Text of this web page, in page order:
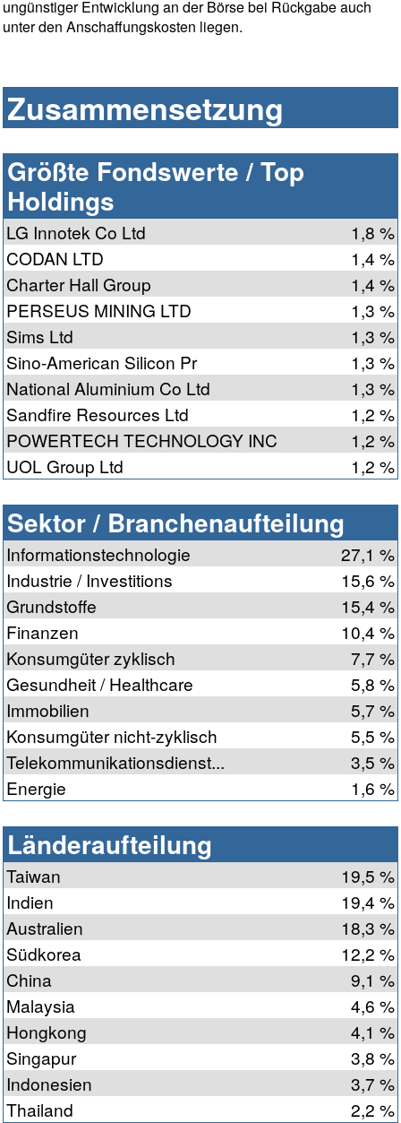
ungünstiger Entwicklung an der Börse bei Rückgabe auch
unter den Anschaffungskosten liegen.
Zusammensetzung
Größte Fondswerte / Top
Holdings
LG Innotek Co Ltd
1,8 %
CODAN LTD
1,4 %
Charter Hall Group
1,4 %
PERSEUS MINING LTD
1,3 %
Sims Ltd
1,3 %
Sino-American Silicon Pr
1,3 %
National Aluminium Co Ltd
1,3 %
Sandfire Resources Ltd
1,2 %
POWERTECH TECHNOLOGY INC
1,2 %
UOL Group Ltd
1,2 %
Sektor / Branchenaufteilung
Informationstechnologie
27,1 %
Industrie / Investitions
15,6 %
Grundstoffe
15,4 %
Finanzen
10,4 %
Konsumgüter zyklisch
7,7 %
Gesundheit / Healthcare
5,8 %
Immobilien
5,7 %
Konsumgüter nicht-zyklisch
5,5 %
Telekommunikationsdienst...
3,5 %
Energie
1,6 %
Länderaufteilung
Taiwan
19,5 %
Indien
19,4 %
Australien
18,3 %
Südkorea
12,2 %
China
9,1 %
Malaysia
4,6 %
Hongkong
4,1 %
Singapur
3,8 %
Indonesien
3,7 %
Thailand
2,2 %